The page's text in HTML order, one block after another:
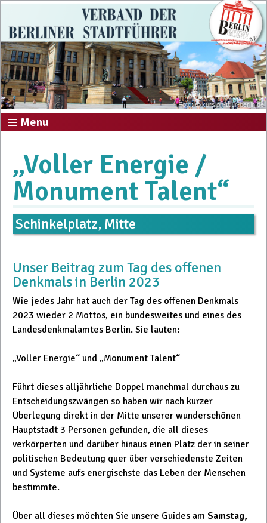
Foto: exkursion-tour-berlin.de
Menu
„Voller Energie /
Monument Talent“
Schinkelplatz, Mitte
Unser Beitrag zum Tag des offenen
Denkmals in Berlin 2023
Wie jedes Jahr hat auch der Tag des offenen Denkmals
2023 wieder 2 Mottos, ein bundesweites und eines des
Landesdenkmalamtes Berlin. Sie lauten:
„Voller Energie“ und „Monument Talent“
Führt dieses alljährliche Doppel manchmal durchaus zu
Entscheidungszwängen so haben wir nach kurzer
Überlegung direkt in der Mitte unserer wunderschönen
Hauptstadt 3 Personen gefunden, die all dieses
verkörperten und darüber hinaus einen Platz der in seiner
politischen Bedeutung quer über verschiedenste Zeiten
und Systeme aufs energischste das Leben der Menschen
bestimmte.
Über all dieses möchten Sie unsere Guides am Samstag,